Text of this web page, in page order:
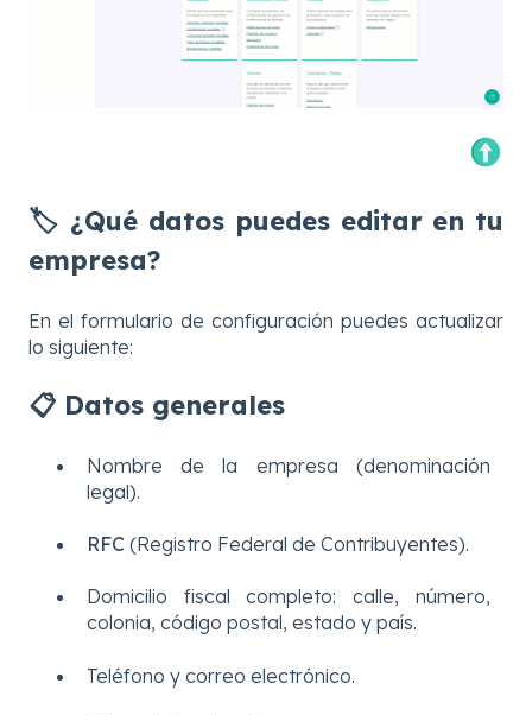
🏷️ ¿Qué datos puedes editar en tu
empresa?
En el formulario de configuración puedes actualizar
lo siguiente:
📋 Datos generales
Nombre de la empresa (denominación
legal).
RFC (Registro Federal de Contribuyentes).
Domicilio fiscal completo: calle, número,
colonia, código postal, estado y país.
Teléfono y correo electrónico.